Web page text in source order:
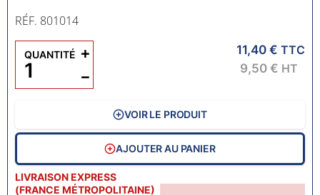
RÉF. 801014
LIVRAISON EXPRESS
(FRANCE MÉTROPOLITAINE)
11,40 € TTC
9,50 € HT
QUANTITÉ
−
+
VOIR LE PRODUIT
AJOUTER AU PANIER